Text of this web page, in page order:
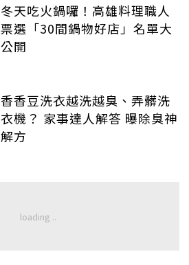
冬天吃火鍋囉！高雄料理職人
票選「30間鍋物好店」名單大
公開
香香豆洗衣越洗越臭、弄髒洗
衣機？ 家事達人解答 曝除臭神
解方